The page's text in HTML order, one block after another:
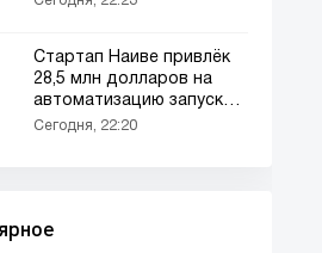
Стартап Наиве привлёк
28,5 млн долларов на
автоматизацию запуска
бизнеса с помощью ИИ-
Сегодня, 22:20